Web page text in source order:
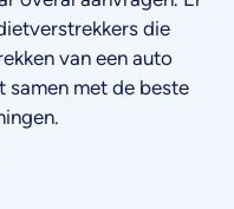
die
van een auto
samen met de beste